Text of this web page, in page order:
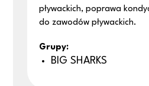
pływackich, poprawa
do zawodów pływackich.
Grupy:
BIG SHARKS